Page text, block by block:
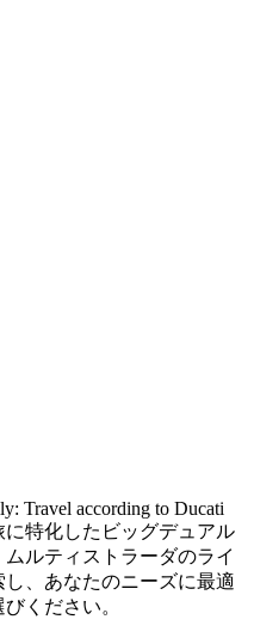
Travel according to Ducati
に特化したビッグデュアル
ルティストラーダのライ
し、あなたのニーズに最適
ください。